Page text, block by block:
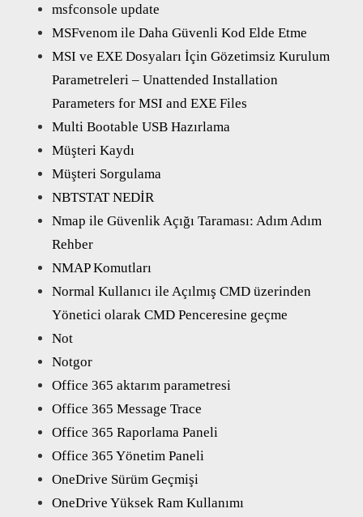
msfconsole update
MSFvenom ile Daha Güvenli Kod Elde Etme
MSI ve EXE Dosyaları İçin Gözetimsiz Kurulum
Parametreleri – Unattended Installation
Parameters for MSI and EXE Files
Multi Bootable USB Hazırlama
Müşteri Kaydı
Müşteri Sorgulama
NBTSTAT NEDİR
Nmap ile Güvenlik Açığı Taraması: Adım Adım
Rehber
NMAP Komutları
Normal Kullanıcı ile Açılmış CMD üzerinden
Yönetici olarak CMD Penceresine geçme
Not
Notgor
Office 365 aktarım parametresi
Office 365 Message Trace
Office 365 Raporlama Paneli
Office 365 Yönetim Paneli
OneDrive Sürüm Geçmişi
OneDrive Yüksek Ram Kullanımı